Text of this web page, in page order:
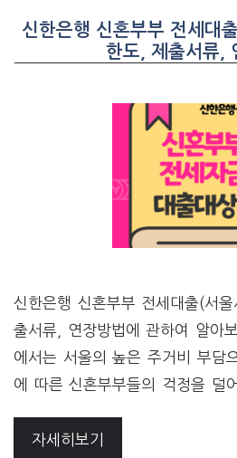
신한은행 신혼부부 전세대
한도, 제출서류,
신한은행 신혼부부 전세대출(서
출서류, 연장방법에 관하여 알아
에서는 서울의 높은 주거비 부담
에 따른 신혼부부들의 걱정을 덜
자세히보기